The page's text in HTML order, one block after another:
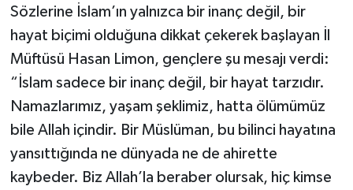
Sözlerine İslam’ın yalnızca bir inanç değil, bir
hayat biçimi olduğuna dikkat çekerek başlayan İl
Müftüsü Hasan Limon, gençlere şu mesajı verdi:
“İslam sadece bir inanç değil, bir hayat tarzıdır.
Namazlarımız, yaşam şeklimiz, hatta ölümümüz
bile Allah içindir. Bir Müslüman, bu bilinci hayatına
yansıttığında ne dünyada ne de ahirette
kaybeder. Biz Allah’la beraber olursak, hiç kimse